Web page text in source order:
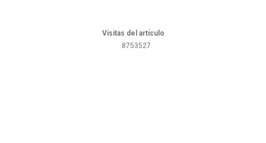
Visitas del artículo
8753527